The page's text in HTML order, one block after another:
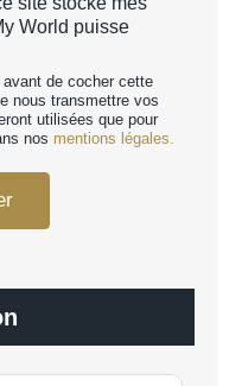
World puisse
de cocher cette
nous transmettre vos
utilisées que pour
nos mentions légales.